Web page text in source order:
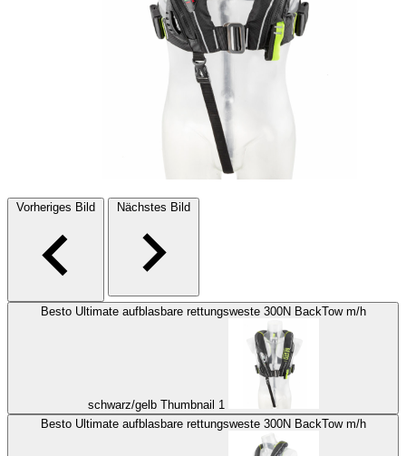
Vorheriges Bild Nächstes Bild
Besto Ultimate aufblasbare rettungsweste 300N BackTow m/h
schwarz/gelb Thumbnail 1
Besto Ultimate aufblasbare rettungsweste 300N BackTow m/h